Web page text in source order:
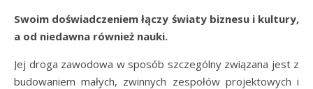
Swoim doświadczeniem łączy światy biznesu i kultury,
a od niedawna również nauki.
Jej droga zawodowa w sposób szczególny związana jest z
budowaniem małych, zwinnych zespołów projektowych i